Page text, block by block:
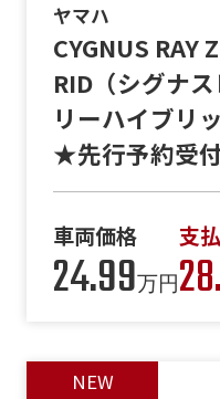
ヤマハ
CYGNUS
RID（シグナ
リーハイブリ
★先行予約受
車両価格
24.99万円
支